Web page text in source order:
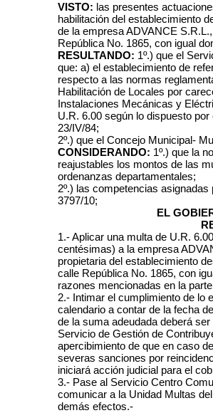
VISTO: las presentes
habilitación del establecimiento
de la empresa ADVANCE
República No. 1865, con igual
RESULTANDO: 1º.) que el
que: a) el establecimiento de
respecto a las normas
Habilitación de Locales por
Instalaciones Mecánicas y
U.R. 6.00 según lo dispuesto
23/IV/84;
2º.) que el Concejo Municipal-
CONSIDERANDO: 1º.) que la
reajustables los montos de las
ordenanzas departamentales;
2º.) las competencias
3797/10;
EL
1.- Aplicar una multa de U.R.
centésimas) a la empresa
propietaria del establecimiento
calle República No. 1865, con
razones mencionadas en la
2.- Intimar el cumplimiento de lo
calendario a contar de la fecha
de la suma adeudada deberá
Servicio de Gestión de
apercibimiento de que en caso
severas sanciones por
iniciará acción judicial para el
3.- Pase al Servicio Centro
comunicar a la Unidad Multas
demás efectos.-